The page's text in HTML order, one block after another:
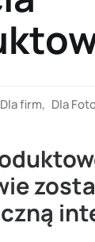
Dla firm, Dla